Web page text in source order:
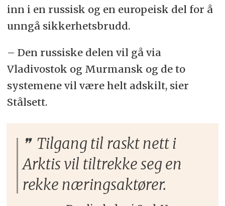
inn i en russisk og en europeisk del for å
unngå sikkerhetsbrudd.
– Den russiske delen vil gå via
Vladivostok og Murmansk og de to
systemene vil være helt adskilt, sier
Stålsett.
Tilgang til raskt nett i
Arktis vil tiltrekke seg en
rekke næringsaktører.